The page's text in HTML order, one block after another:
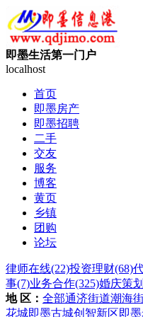
即墨生活第一门户
localhost
首页
即墨房产
即墨招聘
二手
交友
服务
博客
黄页
乡镇
团购
论坛
律师在线(22)投资理财(68)
事(7)业务合作(325)婚庆策划
地 区： 全部通济街道潮海
花城即墨古城创智新区即